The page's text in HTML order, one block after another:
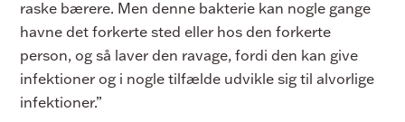
raske bærere. Men denne bakterie kan nogle gange
havne det forkerte sted eller hos den forkerte
person, og så laver den ravage, fordi den kan give
infektioner og i nogle tilfælde udvikle sig til alvorlige
infektioner.”